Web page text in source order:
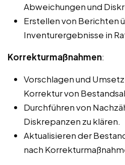
Abweichungen und
Erstellen von Berichten
Inventurergebnisse in
Korrekturmaßnahmen:
Vorschlagen und
Korrektur von
Durchführen von
Diskrepanzen zu klären.
Aktualisieren der
nach